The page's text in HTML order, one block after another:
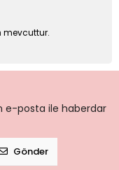
mevcuttur.
e-posta ile haberdar
Gönder